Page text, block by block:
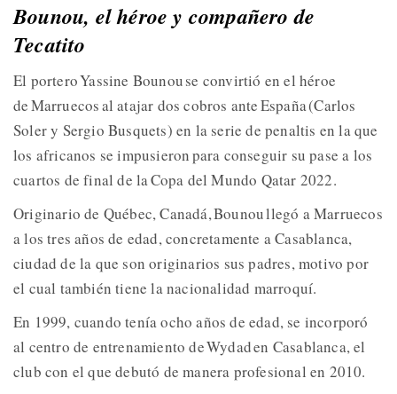
Bounou, el héroe y compañero de
Tecatito
El portero Yassine Bounou se convirtió en el héroe
de Marruecos al atajar dos cobros ante España (Carlos
Soler y Sergio Busquets) en la serie de penaltis en la que
los africanos se impusieron para conseguir su pase a los
cuartos de final de la Copa del Mundo Qatar 2022.
Originario de Québec, Canadá, Bounou llegó a Marruecos
a los tres años de edad, concretamente a Casablanca,
ciudad de la que son originarios sus padres, motivo por
el cual también tiene la nacionalidad marroquí.
En 1999, cuando tenía ocho años de edad, se incorporó
al centro de entrenamiento de Wydad en Casablanca, el
club con el que debutó de manera profesional en 2010.